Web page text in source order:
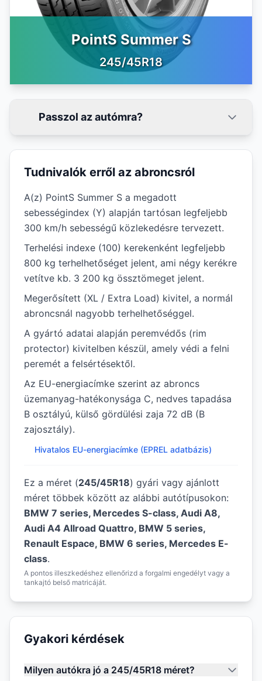
PointS Summer S
245/45R18
Passzol az autómra?
Tudnivalók erről az abroncsról
A(z) PointS Summer S a megadott
sebességindex (Y) alapján tartósan legfeljebb
300 km/h sebességű közlekedésre tervezett.
Terhelési indexe (100) kerekenként legfeljebb
800 kg terhelhetőséget jelent, ami négy kerékre
vetítve kb. 3 200 kg össztömeget jelent.
Megerősített (XL / Extra Load) kivitel, a normál
abroncsnál nagyobb terhelhetőséggel.
A gyártó adatai alapján peremvédős (rim
protector) kivitelben készül, amely védi a felni
peremét a felsértésektől.
Az EU-energiacímke szerint az abroncs
üzemanyag-hatékonysága C, nedves tapadása
B osztályú, külső gördülési zaja 72 dB (B
zajosztály).
Hivatalos EU-energiacímke (EPREL adatbázis)
Ez a méret (245/45R18) gyári vagy ajánlott
méret többek között az alábbi autótípusokon:
BMW 7 series, Mercedes S-class, Audi A8,
Audi A4 Allroad Quattro, BMW 5 series,
Renault Espace, BMW 6 series, Mercedes E-
class.
A pontos illeszkedéshez ellenőrizd a forgalmi engedélyt vagy a
tankajtó belső matricáját.
Gyakori kérdések
Milyen autókra jó a 245/45R18 méret?